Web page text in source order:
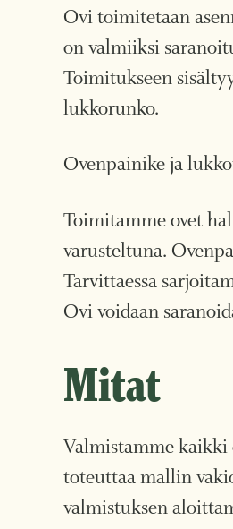
Ovi toimitetaan
on valmiiksi
Toimitukseen
lukkorunko.
Ovenpainike ja
Toimitamme ovet
varusteltuna.
Tarvittaessa
Ovi voidaan
Mitat
Valmistamme kaikki
toteuttaa mallin
valmistuksen